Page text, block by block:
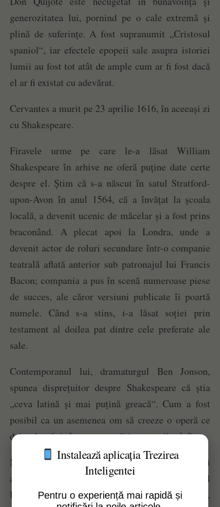
generozitatea lui, pornind pe o cale extremă și
plină de suferințe. A fost supranumit „Cristosul
spaniol“, iar efectele epopeii sale asupra istoriei
lumii au fost tot atât de ample cum ar fi fost dacă
el ar fi existat cu adevărat.
Cervantes a murit pe 23 aprilie 1616, în aceeași zi
cu Shakespeare.
Firavele urme pe care le-a lăsat William
Shakespeare în arhive ne oferă puține date certe
despre el. Știm că s-a născut în satul Stratford-
upon-Avon în anul 1564, că a învățat la școala
locală, a devenit ucenic de măcelar și a fost prins
braconând. A plecat apoi la Londra, unde a
devenit actor de roluri secundare într-o companie
teatrală aflată anterior sub patronajul lui Francis
Bacon; compania a pus în scenă numeroase piese
de succes, ale căror versiuni publicate îi poartă
numele. Când s-a stins, i-a lăsat soției prin
testament al doilea pat dintre cele preferate ale
sale.
Contemporanul lui, dramaturgul Ben Jonson,
spunea disprețuitor despre Shakespeare că știa
„ceva latină și mai puțină greacă“. Cum a fost
posibil ca un asemenea om să creeze o operă ce
debordează de întreaga erudiție a epocii sale?
Mulți dintre contemporanii lui au fost considerați
adevărații autori ai pieselor sale, inclusiv seniorul
lui, al șaptesprezecelea conte de Oxford,
Instalează aplicația Trezirea
Inteligentei
Pentru o experiență mai rapidă și